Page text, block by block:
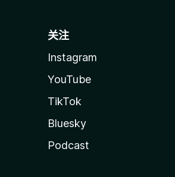
关注
Instagram
YouTube
TikTok
Bluesky
Podcast